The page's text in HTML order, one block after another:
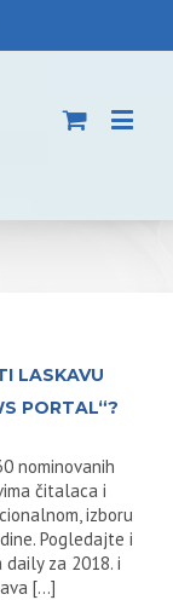
LASKAVU
PORTAL“?
nominovanih
čitalaca i
izboru
Pogledajte i
za 2018. i
[...]